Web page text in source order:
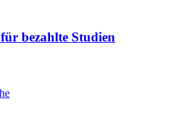
bezahlte Studien